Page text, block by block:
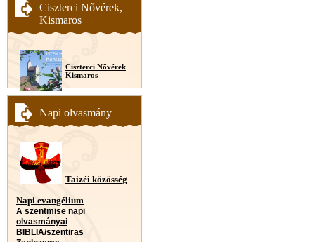
Ciszterci Nővérek,
Kismaros
Ciszterci Nővérek
Kismaros
Napi olvasmány
Taizéi közösség
Napi evangélium
A szentmise napi
olvasmányai
BIBLIA/szentiras